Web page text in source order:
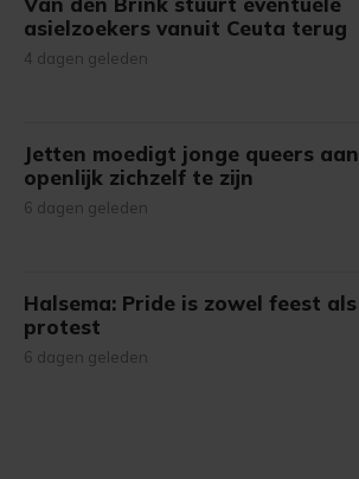
asielzoekers vanuit Ceuta terug
4 dagen geleden
Jetten moedigt jonge queers aan
openlijk zichzelf te zijn
6 dagen geleden
Halsema: Pride is zowel feest als
protest
6 dagen geleden